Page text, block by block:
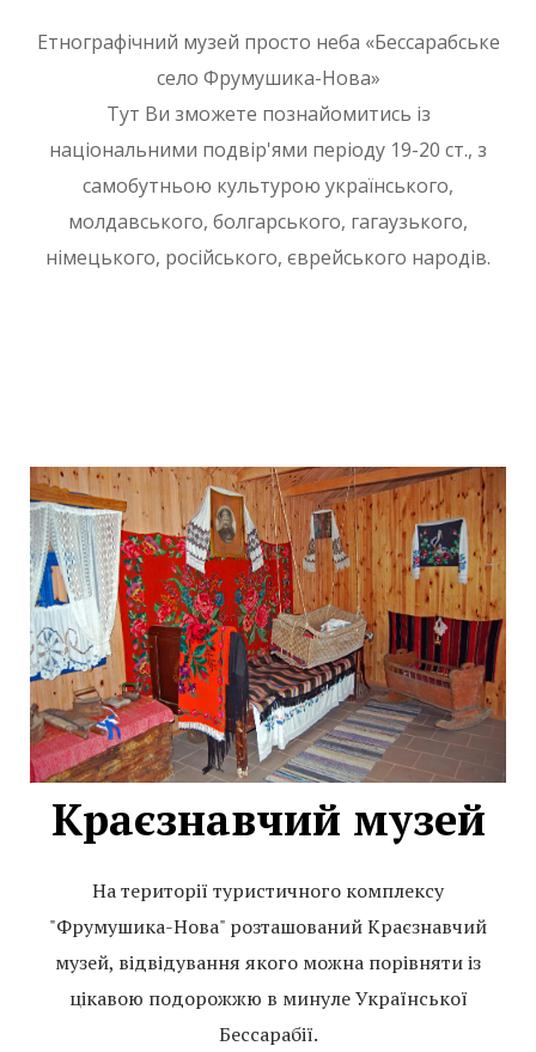
Етнографічний музей просто неба «Бессарабське
село Фрумушика-Нова»
Тут Ви зможете познайомитись із
національними подвір'ями періоду 19-20 ст., з
самобутньою культурою українського,
молдавського, болгарського, гагаузького,
німецького, російського, єврейського народів.
Краєзнавчий музей
На території туристичного комплексу
"Фрумушика-Нова" розташований Краєзнавчий
музей, відвідування якого можна порівняти із
цікавою подорожжю в минуле Української
Бессарабії.